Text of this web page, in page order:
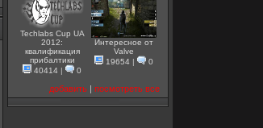
Techlabs Cup UA
2012:
квалификация
прибалтики
40414 | 0
Интересное от
Valve
19654 | 0
добавить | посмотреть все